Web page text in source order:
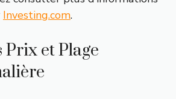
Investing.com.
et Plage